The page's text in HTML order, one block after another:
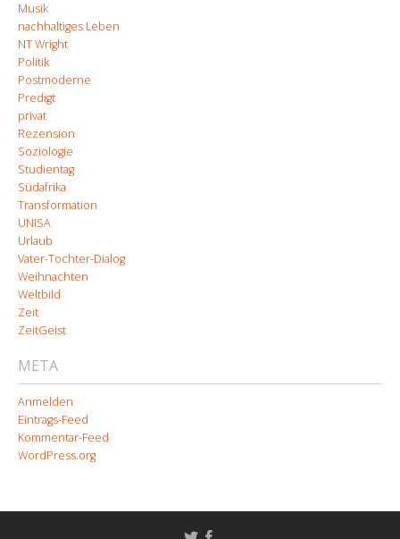
Musik
nachhaltiges Leben
NT Wright
Politik
Postmoderne
Predigt
privat
Rezension
Soziologie
Studientag
Südafrika
Transformation
UNISA
Urlaub
Vater-Tochter-Dialog
Weihnachten
Weltbild
Zeit
ZeitGeist
META
Anmelden
Eintrags-Feed
Kommentar-Feed
WordPress.org